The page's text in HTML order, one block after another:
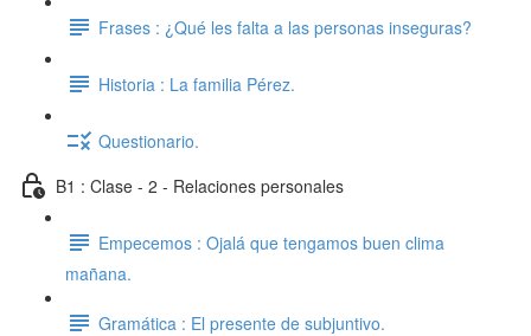
Frases : ¿Qué les falta a las personas inseguras?
Historia : La familia Pérez.
Questionario.
B1 : Clase - 2 - Relaciones personales
Empecemos : Ojalá que tengamos buen clima
mañana.
Gramática : El presente de subjuntivo.